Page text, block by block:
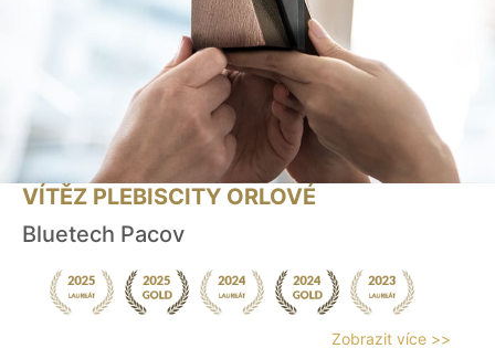
VÍTĚZ PLEBISCITY ORLOVÉ
Bluetech Pacov
Zobrazit více >>